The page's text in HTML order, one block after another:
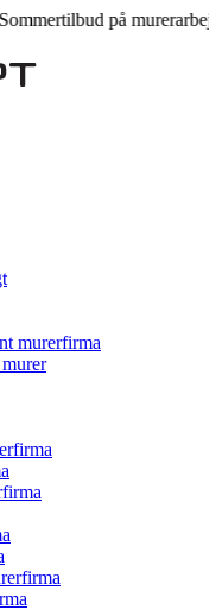
på murerarbejde.
murerfirma